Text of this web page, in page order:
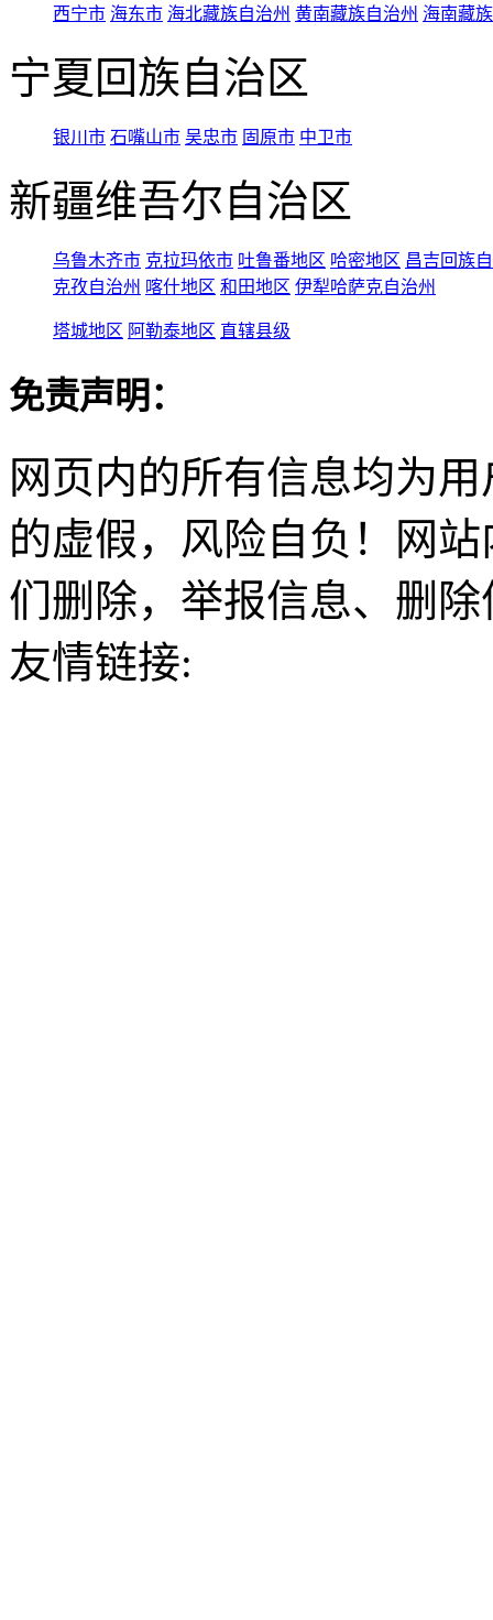
西宁市 海东市 海北藏族自治州 黄南藏族自治州 海南藏
宁夏回族自治区
银川市 石嘴山市 吴忠市 固原市 中卫市
新疆维吾尔自治区
乌鲁木齐市 克拉玛依市 吐鲁番地区 哈密地区 昌吉回族
克孜自治州 喀什地区 和田地区 伊犁哈萨克自治州
塔城地区 阿勒泰地区 直辖县级
免责声明：
网页内的所有信息均为
的虚假，风险自负！网
们删除，举报信息、删
友情链接: